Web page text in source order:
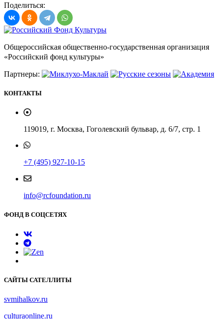
Поделиться:
Общероссийская общественно-государственная организация
«Российский фонд культуры»
Партнеры:
КОНТАКТЫ
119019, г. Москва, Гоголевский бульвар, д. 6/7, стр. 1
+7 (495) 927-10-15
info@rcfoundation.ru
ФОНД В СОЦСЕТЯХ
САЙТЫ САТЕЛЛИТЫ
svmihalkov.ru
culturaonline.ru